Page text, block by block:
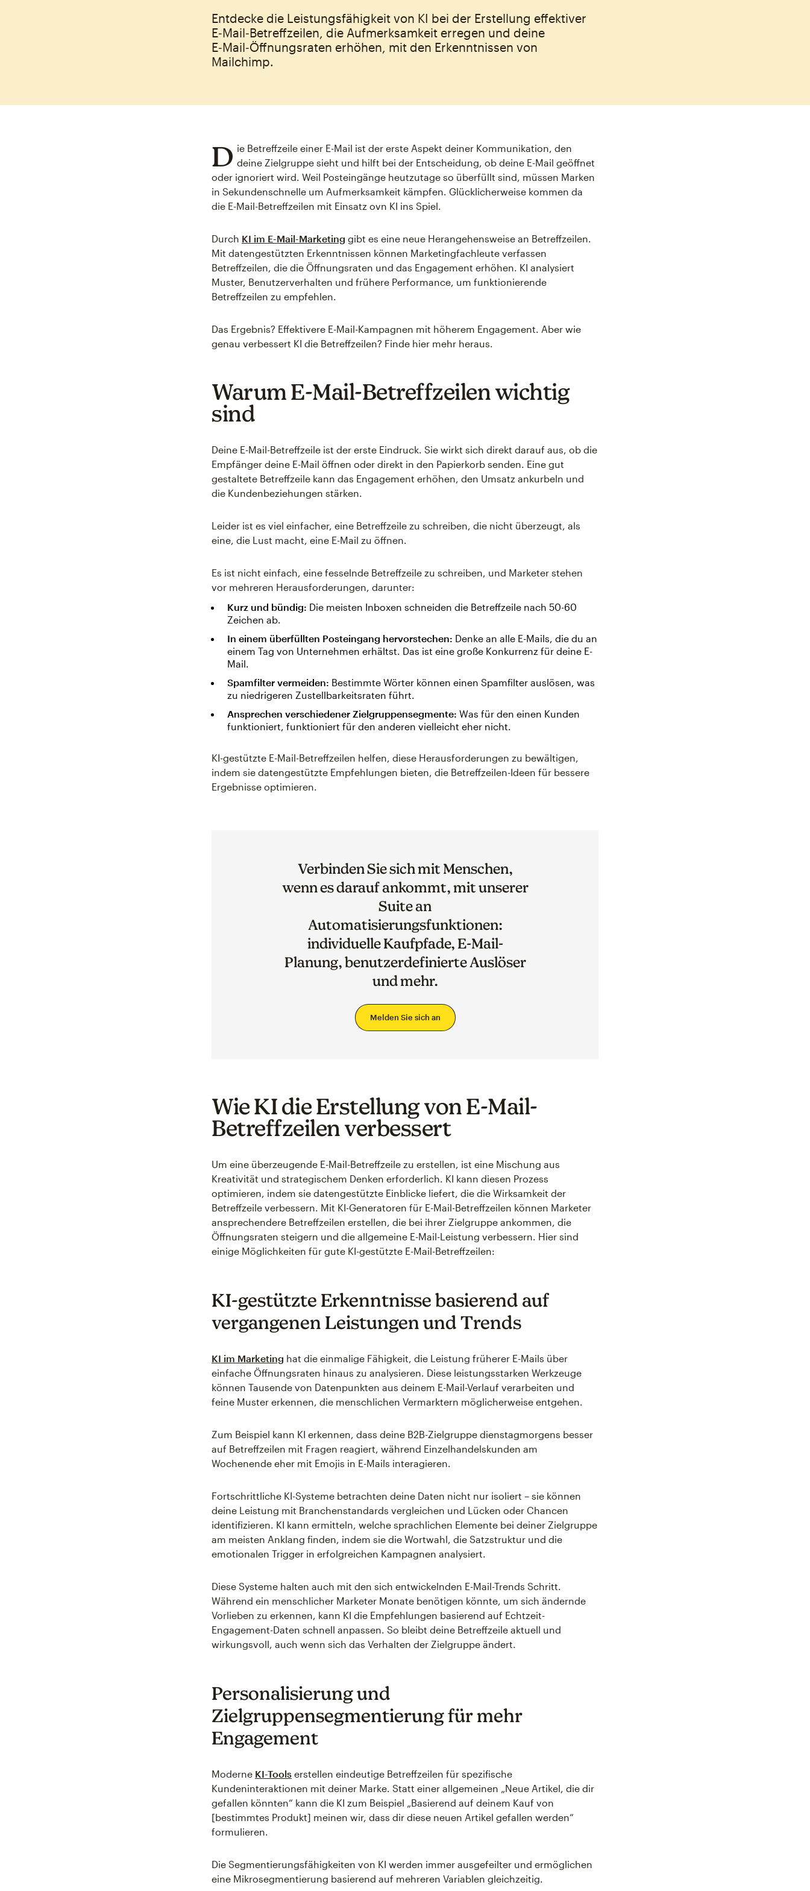
Entdecke die Leistungsfähigkeit von KI bei der Erstellung effektiver
E‑Mail‑Betreffzeilen, die Aufmerksamkeit erregen und deine
E‑Mail‑Öffnungsraten erhöhen, mit den Erkenntnissen von
Mailchimp.
D ie Betreffzeile einer E-Mail ist der erste Aspekt deiner Kommunikation, den
deine Zielgruppe sieht und hilft bei der Entscheidung, ob deine E-Mail geöffnet
oder ignoriert wird. Weil Posteingänge heutzutage so überfüllt sind, müssen Marken
in Sekundenschnelle um Aufmerksamkeit kämpfen. Glücklicherweise kommen da
die E-Mail-Betreffzeilen mit Einsatz ovn KI ins Spiel.
Durch KI im E-Mail-Marketing gibt es eine neue Herangehensweise an Betreffzeilen.
Mit datengestützten Erkenntnissen können Marketingfachleute verfassen
Betreffzeilen, die die Öffnungsraten und das Engagement erhöhen. KI analysiert
Muster, Benutzerverhalten und frühere Performance, um funktionierende
Betreffzeilen zu empfehlen.
Das Ergebnis? Effektivere E-Mail-Kampagnen mit höherem Engagement. Aber wie
genau verbessert KI die Betreffzeilen? Finde hier mehr heraus.
Warum E-Mail-Betreffzeilen wichtig
sind
Deine E-Mail-Betreffzeile ist der erste Eindruck. Sie wirkt sich direkt darauf aus, ob die
Empfänger deine E-Mail öffnen oder direkt in den Papierkorb senden. Eine gut
gestaltete Betreffzeile kann das Engagement erhöhen, den Umsatz ankurbeln und
die Kundenbeziehungen stärken.
Leider ist es viel einfacher, eine Betreffzeile zu schreiben, die nicht überzeugt, als
eine, die Lust macht, eine E-Mail zu öffnen.
Es ist nicht einfach, eine fesselnde Betreffzeile zu schreiben, und Marketer stehen
vor mehreren Herausforderungen, darunter:
Kurz und bündig: Die meisten Inboxen schneiden die Betreffzeile nach 50-60
Zeichen ab.
In einem überfüllten Posteingang hervorstechen: Denke an alle E-Mails, die du an
einem Tag von Unternehmen erhältst. Das ist eine große Konkurrenz für deine E-
Mail.
Spamfilter vermeiden: Bestimmte Wörter können einen Spamfilter auslösen, was
zu niedrigeren Zustellbarkeitsraten führt.
Ansprechen verschiedener Zielgruppensegmente: Was für den einen Kunden
funktioniert, funktioniert für den anderen vielleicht eher nicht.
KI-gestützte E-Mail-Betreffzeilen helfen, diese Herausforderungen zu bewältigen,
indem sie datengestützte Empfehlungen bieten, die Betreffzeilen-Ideen für bessere
Ergebnisse optimieren.
Verbinden Sie sich mit Menschen,
wenn es darauf ankommt, mit unserer
Suite an
Automatisierungsfunktionen:
individuelle Kaufpfade, E-Mail-
Planung, benutzerdefinierte Auslöser
und mehr.
Melden Sie sich an
Wie KI die Erstellung von E-Mail-
Betreffzeilen verbessert
Um eine überzeugende E-Mail-Betreffzeile zu erstellen, ist eine Mischung aus
Kreativität und strategischem Denken erforderlich. KI kann diesen Prozess
optimieren, indem sie datengestützte Einblicke liefert, die die Wirksamkeit der
Betreffzeile verbessern. Mit KI-Generatoren für E-Mail-Betreffzeilen können Marketer
ansprechendere Betreffzeilen erstellen, die bei ihrer Zielgruppe ankommen, die
Öffnungsraten steigern und die allgemeine E-Mail-Leistung verbessern. Hier sind
einige Möglichkeiten für gute KI-gestützte E-Mail-Betreffzeilen:
KI-gestützte Erkenntnisse basierend auf
vergangenen Leistungen und Trends
KI im Marketing hat die einmalige Fähigkeit, die Leistung früherer E-Mails über
einfache Öffnungsraten hinaus zu analysieren. Diese leistungsstarken Werkzeuge
können Tausende von Datenpunkten aus deinem E-Mail-Verlauf verarbeiten und
feine Muster erkennen, die menschlichen Vermarktern möglicherweise entgehen.
Zum Beispiel kann KI erkennen, dass deine B2B-Zielgruppe dienstagmorgens besser
auf Betreffzeilen mit Fragen reagiert, während Einzelhandelskunden am
Wochenende eher mit Emojis in E-Mails interagieren.
Fortschrittliche KI-Systeme betrachten deine Daten nicht nur isoliert – sie können
deine Leistung mit Branchenstandards vergleichen und Lücken oder Chancen
identifizieren. KI kann ermitteln, welche sprachlichen Elemente bei deiner Zielgruppe
am meisten Anklang finden, indem sie die Wortwahl, die Satzstruktur und die
emotionalen Trigger in erfolgreichen Kampagnen analysiert.
Diese Systeme halten auch mit den sich entwickelnden E-Mail-Trends Schritt.
Während ein menschlicher Marketer Monate benötigen könnte, um sich ändernde
Vorlieben zu erkennen, kann KI die Empfehlungen basierend auf Echtzeit-
Engagement-Daten schnell anpassen. So bleibt deine Betreffzeile aktuell und
wirkungsvoll, auch wenn sich das Verhalten der Zielgruppe ändert.
Personalisierung und
Zielgruppensegmentierung für mehr
Engagement
Moderne KI-Tools erstellen eindeutige Betreffzeilen für spezifische
Kundeninteraktionen mit deiner Marke. Statt einer allgemeinen „Neue Artikel, die dir
gefallen könnten“ kann die KI zum Beispiel „Basierend auf deinem Kauf von
[bestimmtes Produkt] meinen wir, dass dir diese neuen Artikel gefallen werden“
formulieren.
Die Segmentierungsfähigkeiten von KI werden immer ausgefeilter und ermöglichen
eine Mikrosegmentierung basierend auf mehreren Variablen gleichzeitig.